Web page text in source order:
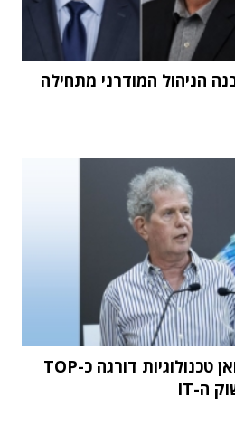
הניהול המודרני מתחילה
מחקר STKI השנתי: וואן טכנולוגיות דורגה כ-TOP